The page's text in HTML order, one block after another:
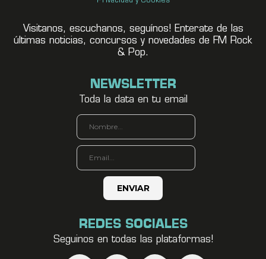
Visitanos, escuchanos, seguínos! Enterate de las
últimas noticias, concursos y novedades de FM Rock
& Pop.
NEWSLETTER
Toda la data en tu email
REDES SOCIALES
Seguinos en todas las plataformas!